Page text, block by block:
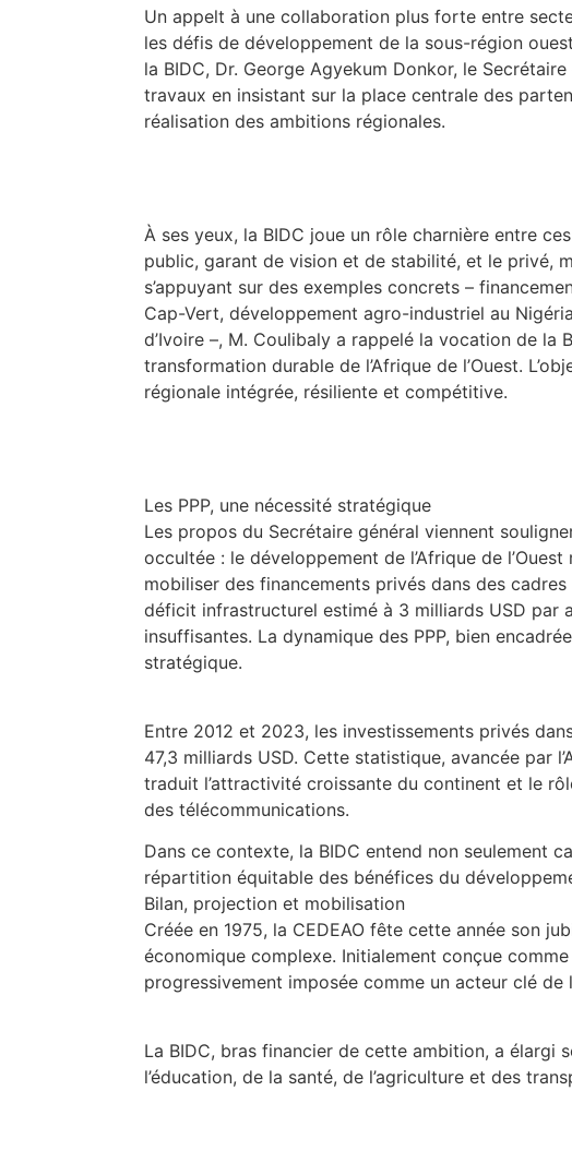
Un appelt à une collaboration plus forte entre
les défis de développement de la sous-région
la BIDC, Dr. George Agyekum Donkor, le
travaux en insistant sur la place centrale des
réalisation des ambitions régionales.
À ses yeux, la BIDC joue un rôle charnière entre
public, garant de vision et de stabilité, et le privé,
s’appuyant sur des exemples concrets –
Cap-Vert, développement agro-industriel au
d’Ivoire –, M. Coulibaly a rappelé la vocation de la
transformation durable de l’Afrique de l’Ouest.
régionale intégrée, résiliente et compétitive.
Les PPP, une nécessité stratégique
Les propos du Secrétaire général viennent
occultée : le développement de l’Afrique de
mobiliser des financements privés dans des
déficit infrastructurel estimé à 3 milliards USD par
insuffisantes. La dynamique des PPP, bien
stratégique.
Entre 2012 et 2023, les investissements privés
47,3 milliards USD. Cette statistique, avancée par
traduit l’attractivité croissante du continent et le
des télécommunications.
Dans ce contexte, la BIDC entend non seulement
répartition équitable des bénéfices du
Bilan, projection et mobilisation
Créée en 1975, la CEDEAO fête cette année son
économique complexe. Initialement conçue
progressivement imposée comme un acteur clé de
La BIDC, bras financier de cette ambition, a élargi
l’éducation, de la santé, de l’agriculture et des